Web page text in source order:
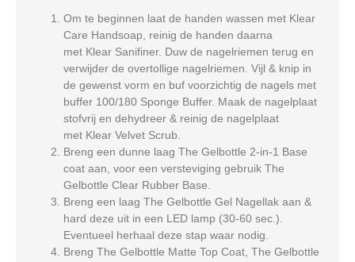
Om te beginnen laat de handen wassen met Klear
Care Handsoap, reinig de handen daarna
met Klear Sanifiner. Duw de nagelriemen terug en
verwijder de overtollige nagelriemen. Vijl & knip in
de gewenst vorm en buf voorzichtig de nagels met
buffer 100/180 Sponge Buffer. Maak de nagelplaat
stofvrij en dehydreer & reinig de nagelplaat
met Klear Velvet Scrub.
Breng een dunne laag The Gelbottle 2-in-1 Base
coat aan, voor een versteviging gebruik The
Gelbottle Clear Rubber Base.
Breng een laag The Gelbottle Gel Nagellak aan &
hard deze uit in een LED lamp (30-60 sec.).
Eventueel herhaal deze stap waar nodig.
Breng The Gelbottle Matte Top Coat, The Gelbottle